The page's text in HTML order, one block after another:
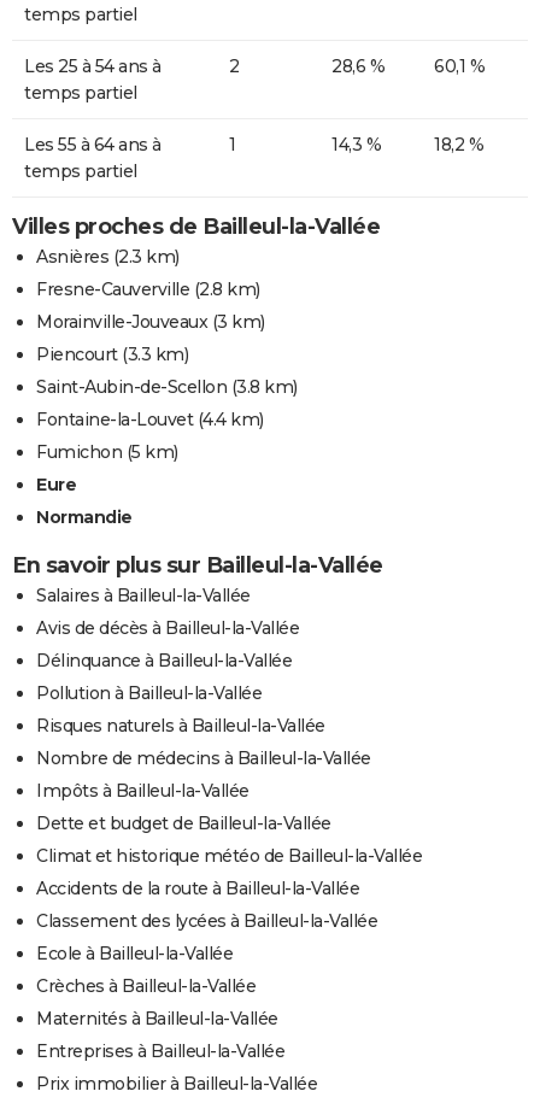
temps partiel
Les 25 à 54 ans à
temps partiel
2 28,6 % 60,1 %
Les 55 à 64 ans à
temps partiel
1 14,3 % 18,2 %
Villes proches de Bailleul-la-Vallée
Asnières (2.3 km)
Fresne-Cauverville (2.8 km)
Morainville-Jouveaux(3 km)
Piencourt(3.3 km)
Saint-Aubin-de-Scellon (3.8 km)
Fontaine-la-Louvet(4.4 km)
Fumichon (5 km)
Eure
Normandie
En savoir plus sur Bailleul-la-Vallée
Salaires à Bailleul-la-Vallée
Avis de décès à Bailleul-la-Vallée
Délinquance à Bailleul-la-Vallée
Pollution à Bailleul-la-Vallée
Risques naturels à Bailleul-la-Vallée
Nombre de médecins à Bailleul-la-Vallée
Impôts à Bailleul-la-Vallée
Dette et budget de Bailleul-la-Vallée
Climat et historique météo de Bailleul-la-Vallée
Accidents de la route à Bailleul-la-Vallée
Classement des lycées à Bailleul-la-Vallée
Ecole à Bailleul-la-Vallée
Crèches à Bailleul-la-Vallée
Maternités à Bailleul-la-Vallée
Entreprises à Bailleul-la-Vallée
Prix immobilier à Bailleul-la-Vallée